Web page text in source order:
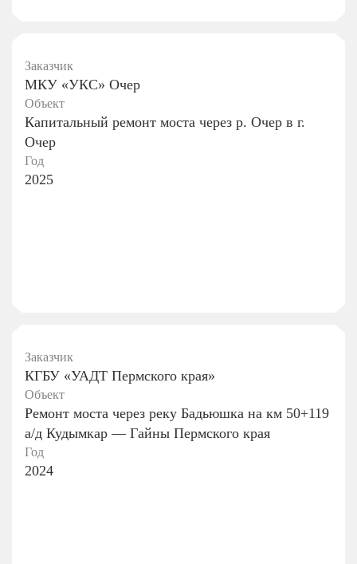
Заказчик
МКУ «УКС» Очер
Объект
Капитальный ремонт моста через р. Очер в г.
Очер
Год
2025
Заказчик
КГБУ «УАДТ Пермского края»
Объект
Ремонт моста через реку Бадьюшка на км 50+119
а/д Кудымкар — Гайны Пермского края
Год
2024